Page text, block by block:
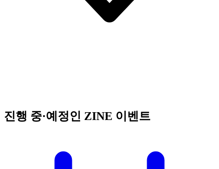
진행 중·예정인 ZINE 이벤트